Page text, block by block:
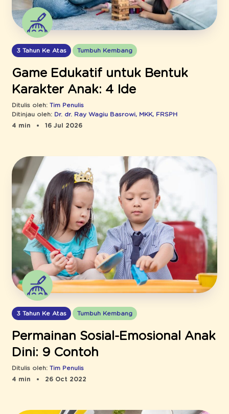
3 Tahun Ke Atas Tumbuh Kembang
Game Edukatif untuk Bentuk
Karakter Anak: 4 Ide
Ditulis oleh: Tim Penulis
Ditinjau oleh: Dr. dr. Ray Wagiu Basrowi, MKK, FRSPH
4 min
16 Jul 2026
3 Tahun Ke Atas Tumbuh Kembang
Permainan Sosial-Emosional Anak
Dini: 9 Contoh
Ditulis oleh: Tim Penulis
4 min
26 Oct 2022